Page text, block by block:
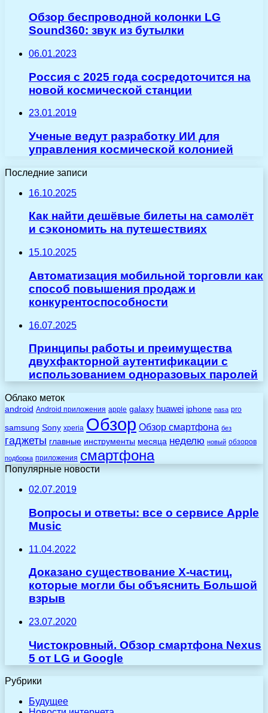
Обзор беспроводной колонки LG
Sound360: звук из бутылки
06.01.2023
Россия с 2025 года сосредоточится на
новой космической станции
23.01.2019
Ученые ведут разработку ИИ для
управления космической колонией
Последние записи
16.10.2025
Как найти дешёвые билеты на самолёт
и сэкономить на путешествиях
15.10.2025
Автоматизация мобильной торговли как
способ повышения продаж и
конкурентоспособности
16.07.2025
Принципы работы и преимущества
двухфакторной аутентификации с
использованием одноразовых паролей
Облако меток
android Android приложения apple galaxy huawei iphone nasa pro
samsung Sony xperia Обзор Обзор смартфона без
гаджеты главные инструменты месяца неделю новый обзоров
подборка приложения смартфона
Популярные новости
02.07.2019
Вопросы и ответы: все о сервисе Apple
Music
11.04.2022
Доказано существование X-частиц,
которые могли бы объяснить Большой
взрыв
23.07.2020
Чистокровный. Обзор смартфона Nexus
5 от LG и Google
Рубрики
Будущее